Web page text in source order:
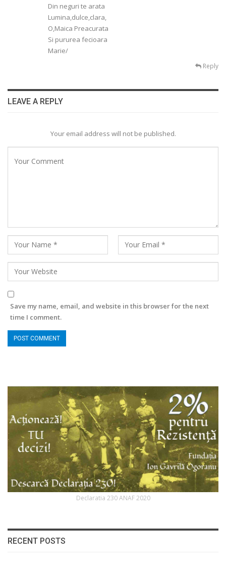
Din neguri te arata
Lumina,dulce,clara,
O,Maica Preacurata
Si pururea fecioara
Marie/
Reply
LEAVE A REPLY
Your email address will not be published.
Save my name, email, and website in this browser for the next
time I comment.
Declaratia 230 ANAF 2020
RECENT POSTS